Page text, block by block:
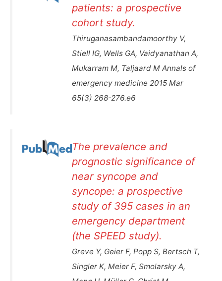
patients: a prospective
cohort study.
Thiruganasambandamoorthy V,
Stiell IG, Wells GA, Vaidyanathan A,
Mukarram M, Taljaard M Annals of
emergency medicine 2015 Mar
65(3) 268-276.e6
The prevalence and
prognostic significance of
near syncope and
syncope: a prospective
study of 395 cases in an
emergency department
(the SPEED study).
Greve Y, Geier F, Popp S, Bertsch T,
Singler K, Meier F, Smolarsky A,